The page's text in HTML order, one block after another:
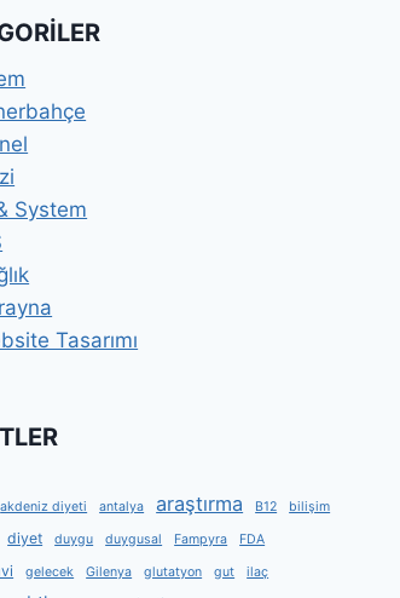
System
Tasarımı
akdeniz diyeti antalya araştırma B12 bilişim
diyet duygu duygusal Fampyra FDA
gelecek Gilenya glutatyon gut ilaç